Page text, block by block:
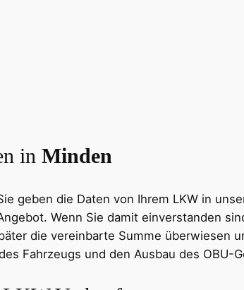
in Minden
geben die Daten von Ihrem LKW in
Wenn Sie damit einverstanden
die vereinbarte Summe überwiesen
Fahrzeugs und den Ausbau des